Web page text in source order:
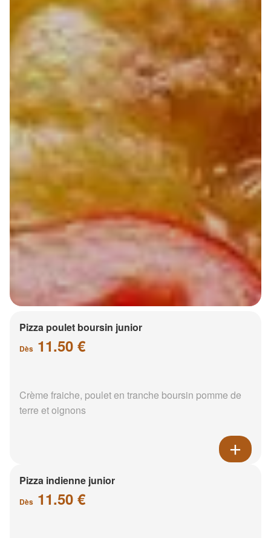
Pizza poulet boursin junior
Dès 11.50 €
Crème fraiche, poulet en tranche boursin pomme de
terre et oignons
Pizza indienne junior
Dès 11.50 €